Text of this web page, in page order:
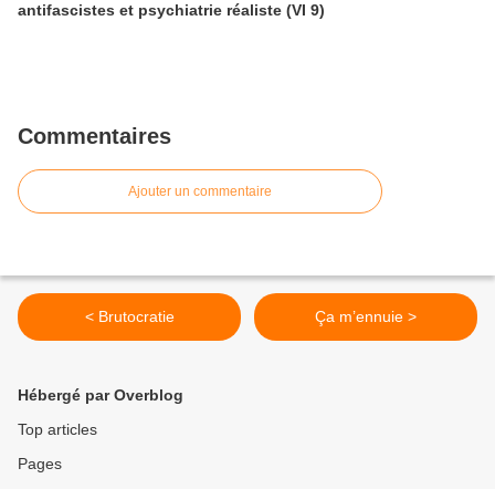
antifascistes et psychiatrie réaliste (VI 9)
Commentaires
Ajouter un commentaire
< Brutocratie Ça m’ennuie >
Hébergé par Overblog
Top articles
Pages